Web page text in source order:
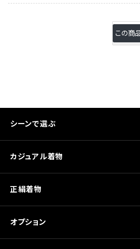
シーンで選ぶ
カジュアル着物
正絹着物
オプション